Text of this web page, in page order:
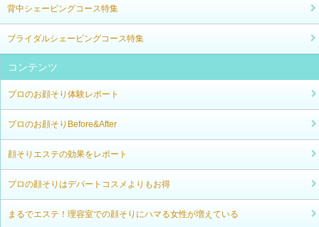
背中シェービングコース特集
ブライダルシェービングコース特集
コンテンツ
プロのお顔そり体験レポート
プロのお顔そりBefore&After
顔そりエステの効果をレポート
プロの顔そりはデパートコスメよりもお得
まるでエステ！理容室での顔そりにハマる女性が増えている